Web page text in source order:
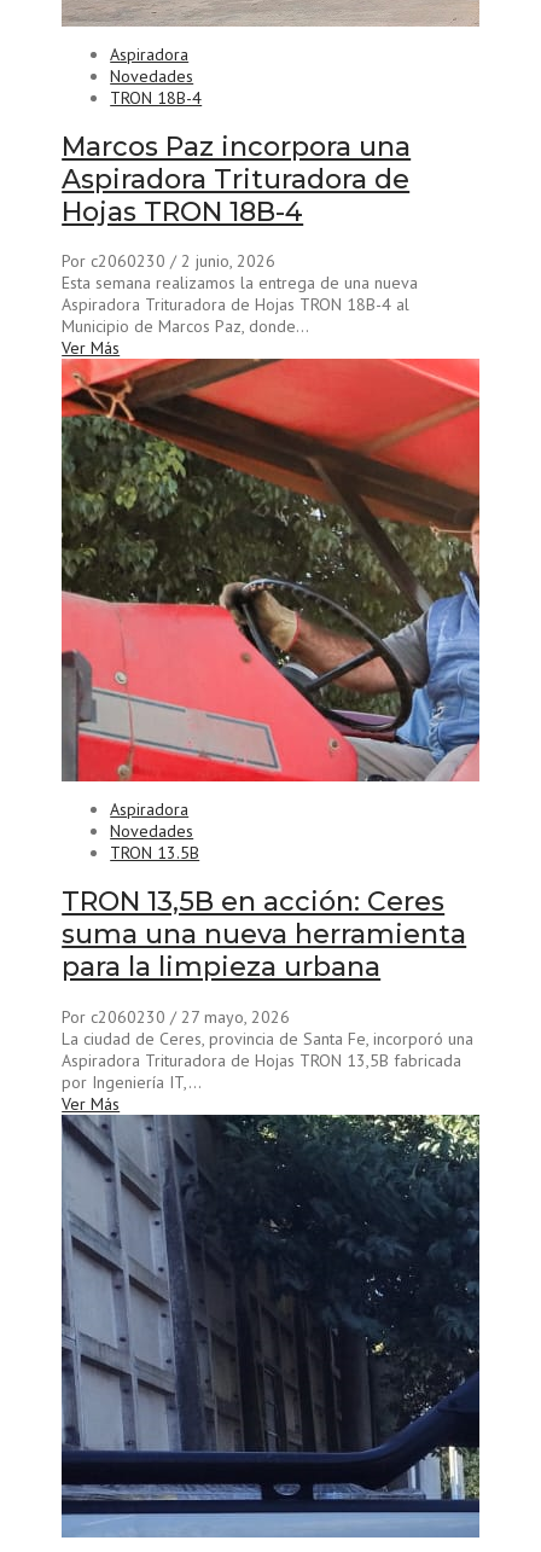
Aspiradora
Novedades
TRON 18B-4
Marcos Paz incorpora una
Aspiradora Trituradora de
Hojas TRON 18B-4
Por c2060230 / 2 junio, 2026
Esta semana realizamos la entrega de una nueva
Aspiradora Trituradora de Hojas TRON 18B-4 al
Municipio de Marcos Paz, donde...
Ver Más
Aspiradora
Novedades
TRON 13.5B
TRON 13,5B en acción: Ceres
suma una nueva herramienta
para la limpieza urbana
Por c2060230 / 27 mayo, 2026
La ciudad de Ceres, provincia de Santa Fe, incorporó una
Aspiradora Trituradora de Hojas TRON 13,5B fabricada
por Ingeniería IT,...
Ver Más